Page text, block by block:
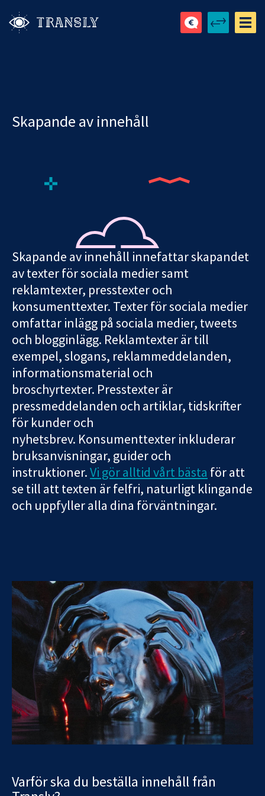
Skapande av innehåll
Skapande av innehåll innefattar skapandet
av texter för sociala medier samt
reklamtexter, presstexter och
konsumenttexter. Texter för sociala medier
omfattar inlägg på sociala medier, tweets
och blogginlägg. Reklamtexter är till
exempel, slogans, reklammeddelanden,
informationsmaterial och
broschyrtexter. Presstexter är
pressmeddelanden och artiklar, tidskrifter
för kunder och
nyhetsbrev. Konsumenttexter inkluderar
bruksanvisningar, guider och
instruktioner.Vi gör alltid vårt bästa för att
se till att texten är felfri, naturligt klingande
och uppfyller alla dina förväntningar.
Varför ska du beställa innehåll från